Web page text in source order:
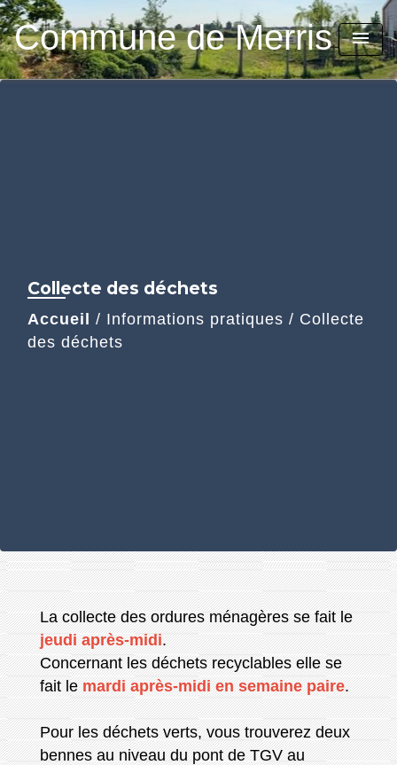
Commune de Merris menu
Collecte des déchets
Accueil / Informations pratiques / Collecte
des déchets
La collecte des ordures ménagères se fait le
jeudi après-midi.
Concernant les déchets recyclables elle se
fait lemardi après-midi en semaine paire.
Pour les déchets verts, vous trouverez deux
bennes au niveau du pont de TGV au